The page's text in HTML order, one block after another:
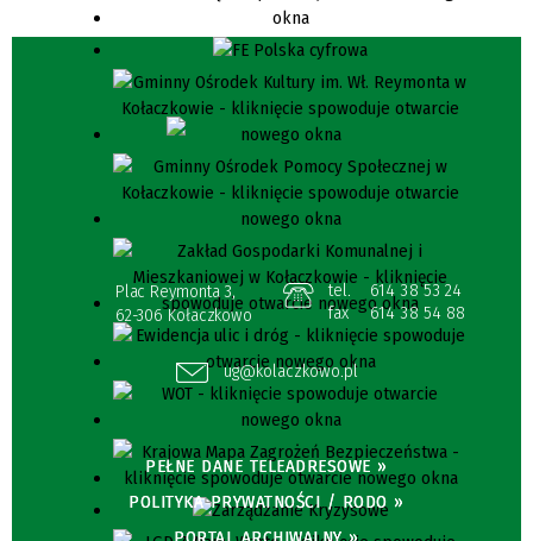
Plac Reymonta 3,
62-306 Kołaczkowo
tel.
614 38 53 24
fax
614 38 54 88
ug@kolaczkowo.pl
PEŁNE DANE TELEADRESOWE »
POLITYKA PRYWATNOŚCI / RODO »